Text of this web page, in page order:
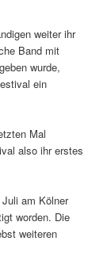
weiter ihr
Band mit
wurde,
ein
Mal
also ihr erstes
am Kölner
worden. Die
weiteren